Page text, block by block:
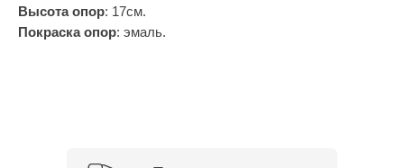
Высота опор: 17см.
Покраска опор: эмаль.